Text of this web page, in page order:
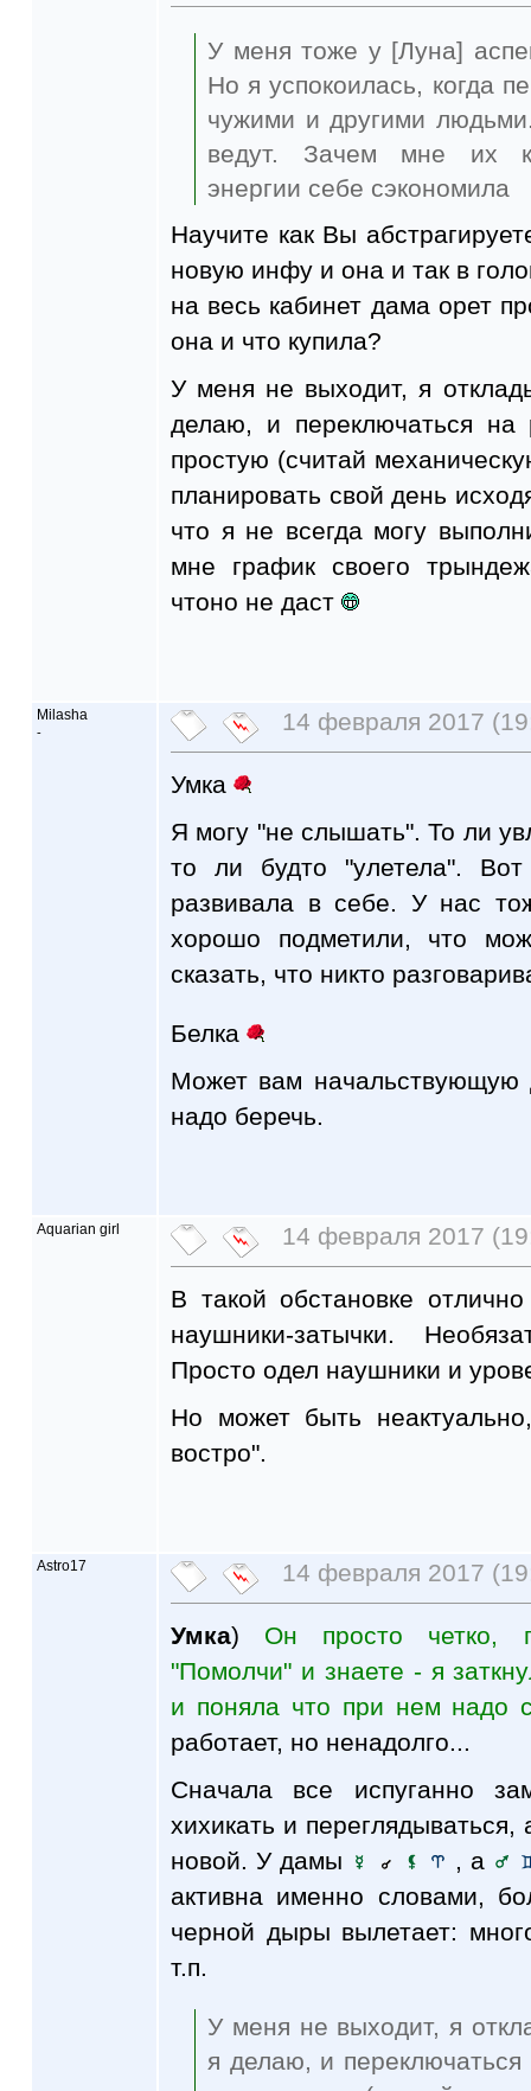
У меня тоже у [Луна]
Но я успокоилась, когда
чужими и другими
ведут. Зачем мне их
энергии себе сэкономила
Научите как Вы
новую инфу и она и так в
на весь кабинет дама орет
она и что купила?
У меня не выходит, я
делаю, и переключаться
простую (считай
планировать свой день
что я не всегда могу
мне график своего
чтоно не даст
Milasha
- 14 февраля 2017
Умка
Я могу "не слышать". То ли
то ли будто "улетела".
развивала в себе. У нас
хорошо подметили, что
сказать, что никто
Белка
Может вам начальствующую
надо беречь.
Aquarian girl 14 февраля 2017
В такой обстановке
наушники-затычки.
Просто одел наушники и
Но может быть
востро".
Astro17 14 февраля 2017
Умка) Он просто четко,
"Помолчи" и знаете - я
и поняла что при нем надо
работает, но ненадолго...
Сначала все испуганно
хихикать и
новой. У дамы
, а
активна именно словами,
черной дыры вылетает:
т.п.
У меня не выходит, я
я делаю, и